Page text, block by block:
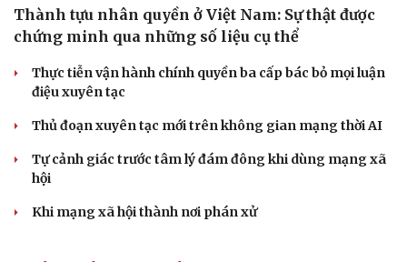
PODCAST
"Loạn" biển hiệu tiếng nước ngoài: Đã đến lúc
chấn chỉnh
Lời đề nghị của người tình trẻ về chuyện có con chung
khiến tôi bế tắc ở tuổi 80
Du lịch biển Việt Nam: Muốn bứt phá phải vượt khỏi lợi
thế tự nhiên